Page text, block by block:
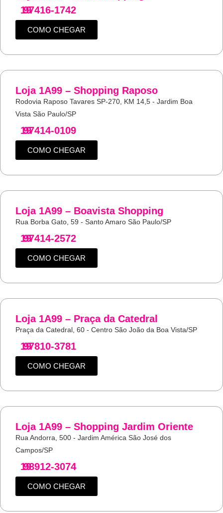
19
97416-1742
COMO CHEGAR
Loja 1A99 – Shopping Raposo
Rodovia Raposo Tavares SP-270, KM 14,5 - Jardim Boa
Vista São Paulo/SP
19
97414-0109
COMO CHEGAR
Loja 1A99 – Boavista Shopping
Rua Borba Gato, 59 - Santo Amaro São Paulo/SP
19
97414-2572
COMO CHEGAR
Loja 1A99 – Praça da Catedral
Praça da Catedral, 60 - Centro São João da Boa Vista/SP
19
97810-3781
COMO CHEGAR
Loja 1A99 – Shopping Jardim Oriente
Rua Andorra, 500 - Jardim América São José dos
Campos/SP
19
98912-3074
COMO CHEGAR